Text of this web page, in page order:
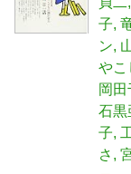
子
ン
やこ
岡田
石黒
子
さ